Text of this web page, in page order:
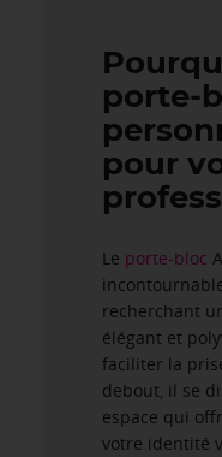
porte-
pour
Le porte-bloc
recherchant
élégant et
faciliter la
debout, il se
espace qui
votre identité